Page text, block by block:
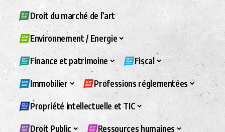
Droit du marché de l’art
Environnement / Energie
Finance et patrimoine Fiscal
Immobilier Professions réglementées
Propriété intellectuelle et TIC
Droit Public Ressources humaines